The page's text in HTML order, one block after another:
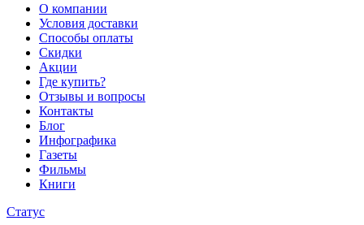
О компании
Условия доставки
Способы оплаты
Скидки
Акции
Где купить?
Отзывы и вопросы
Контакты
Блог
Инфографика
Газеты
Фильмы
Книги
Статус